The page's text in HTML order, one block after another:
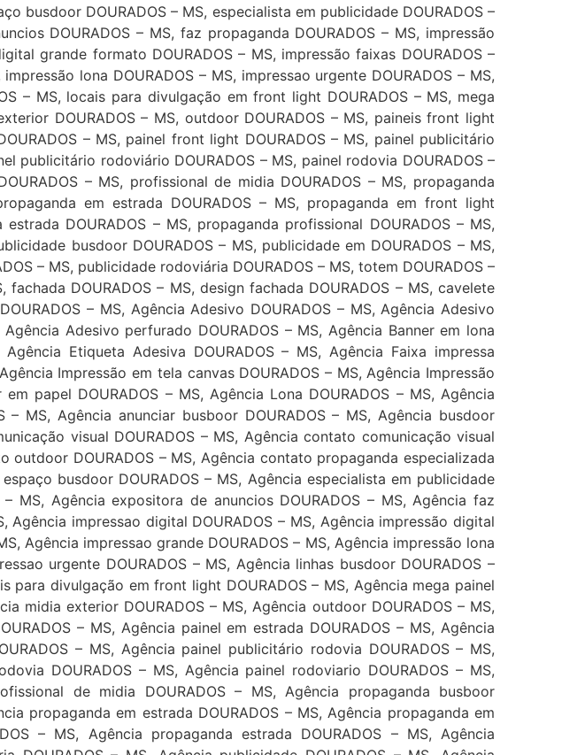
busdoor DOURADOS – MS, especialista em publicidade DOURADOS –
DOURADOS – MS, faz propaganda DOURADOS – MS, impressão
grande formato DOURADOS – MS, impressão faixas DOURADOS –
lona DOURADOS – MS, impressao urgente DOURADOS – MS,
– MS, locais para divulgação em front light DOURADOS – MS, mega
DOURADOS – MS, outdoor DOURADOS – MS, paineis front light
– MS, painel front light DOURADOS – MS, painel publicitário
publicitário rodoviário DOURADOS – MS, painel rodovia DOURADOS –
– MS, profissional de midia DOURADOS – MS, propaganda
em estrada DOURADOS – MS, propaganda em front light
DOURADOS – MS, propaganda profissional DOURADOS – MS,
busdoor DOURADOS – MS, publicidade em DOURADOS – MS,
– MS, publicidade rodoviária DOURADOS – MS, totem DOURADOS –
DOURADOS – MS, design fachada DOURADOS – MS, cavelete
– MS, Agência Adesivo DOURADOS – MS, Agência Adesivo
Adesivo perfurado DOURADOS – MS, Agência Banner em lona
Etiqueta Adesiva DOURADOS – MS, Agência Faixa impressa
Impressão em tela canvas DOURADOS – MS, Agência Impressão
papel DOURADOS – MS, Agência Lona DOURADOS – MS, Agência
MS, Agência anunciar busboor DOURADOS – MS, Agência busdoor
visual DOURADOS – MS, Agência contato comunicação visual
outdoor DOURADOS – MS, Agência contato propaganda especializada
busdoor DOURADOS – MS, Agência especialista em publicidade
MS, Agência expositora de anuncios DOURADOS – MS, Agência faz
Agência impressao digital DOURADOS – MS, Agência impressão digital
Agência impressao grande DOURADOS – MS, Agência impressão lona
urgente DOURADOS – MS, Agência linhas busdoor DOURADOS –
para divulgação em front light DOURADOS – MS, Agência mega painel
midia exterior DOURADOS – MS, Agência outdoor DOURADOS – MS,
– MS, Agência painel em estrada DOURADOS – MS, Agência
– MS, Agência painel publicitário rodovia DOURADOS – MS,
DOURADOS – MS, Agência painel rodoviario DOURADOS – MS,
de midia DOURADOS – MS, Agência propaganda busboor
propaganda em estrada DOURADOS – MS, Agência propaganda em
– MS, Agência propaganda estrada DOURADOS – MS, Agência